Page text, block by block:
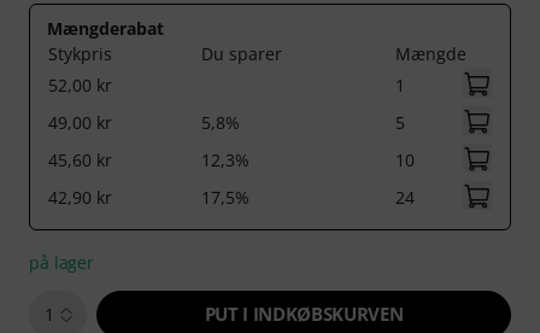
Mængderabat
Stykpris
Du sparer
Mængde
52,00 kr
1
49,00 kr
5,8%
5
45,60 kr
12,3%
10
42,90 kr
17,5% 24
på lager
1 PUT I INDKØBSKURVEN